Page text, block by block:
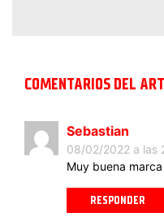
COMENTARIOS DEL
Sebastian
08/02/2022 a las
Muy buena marca
RESPONDER